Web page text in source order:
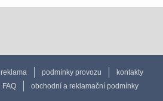
reklama podmínky provozu
kontakty
FAQ obchodní a reklamační podmínky